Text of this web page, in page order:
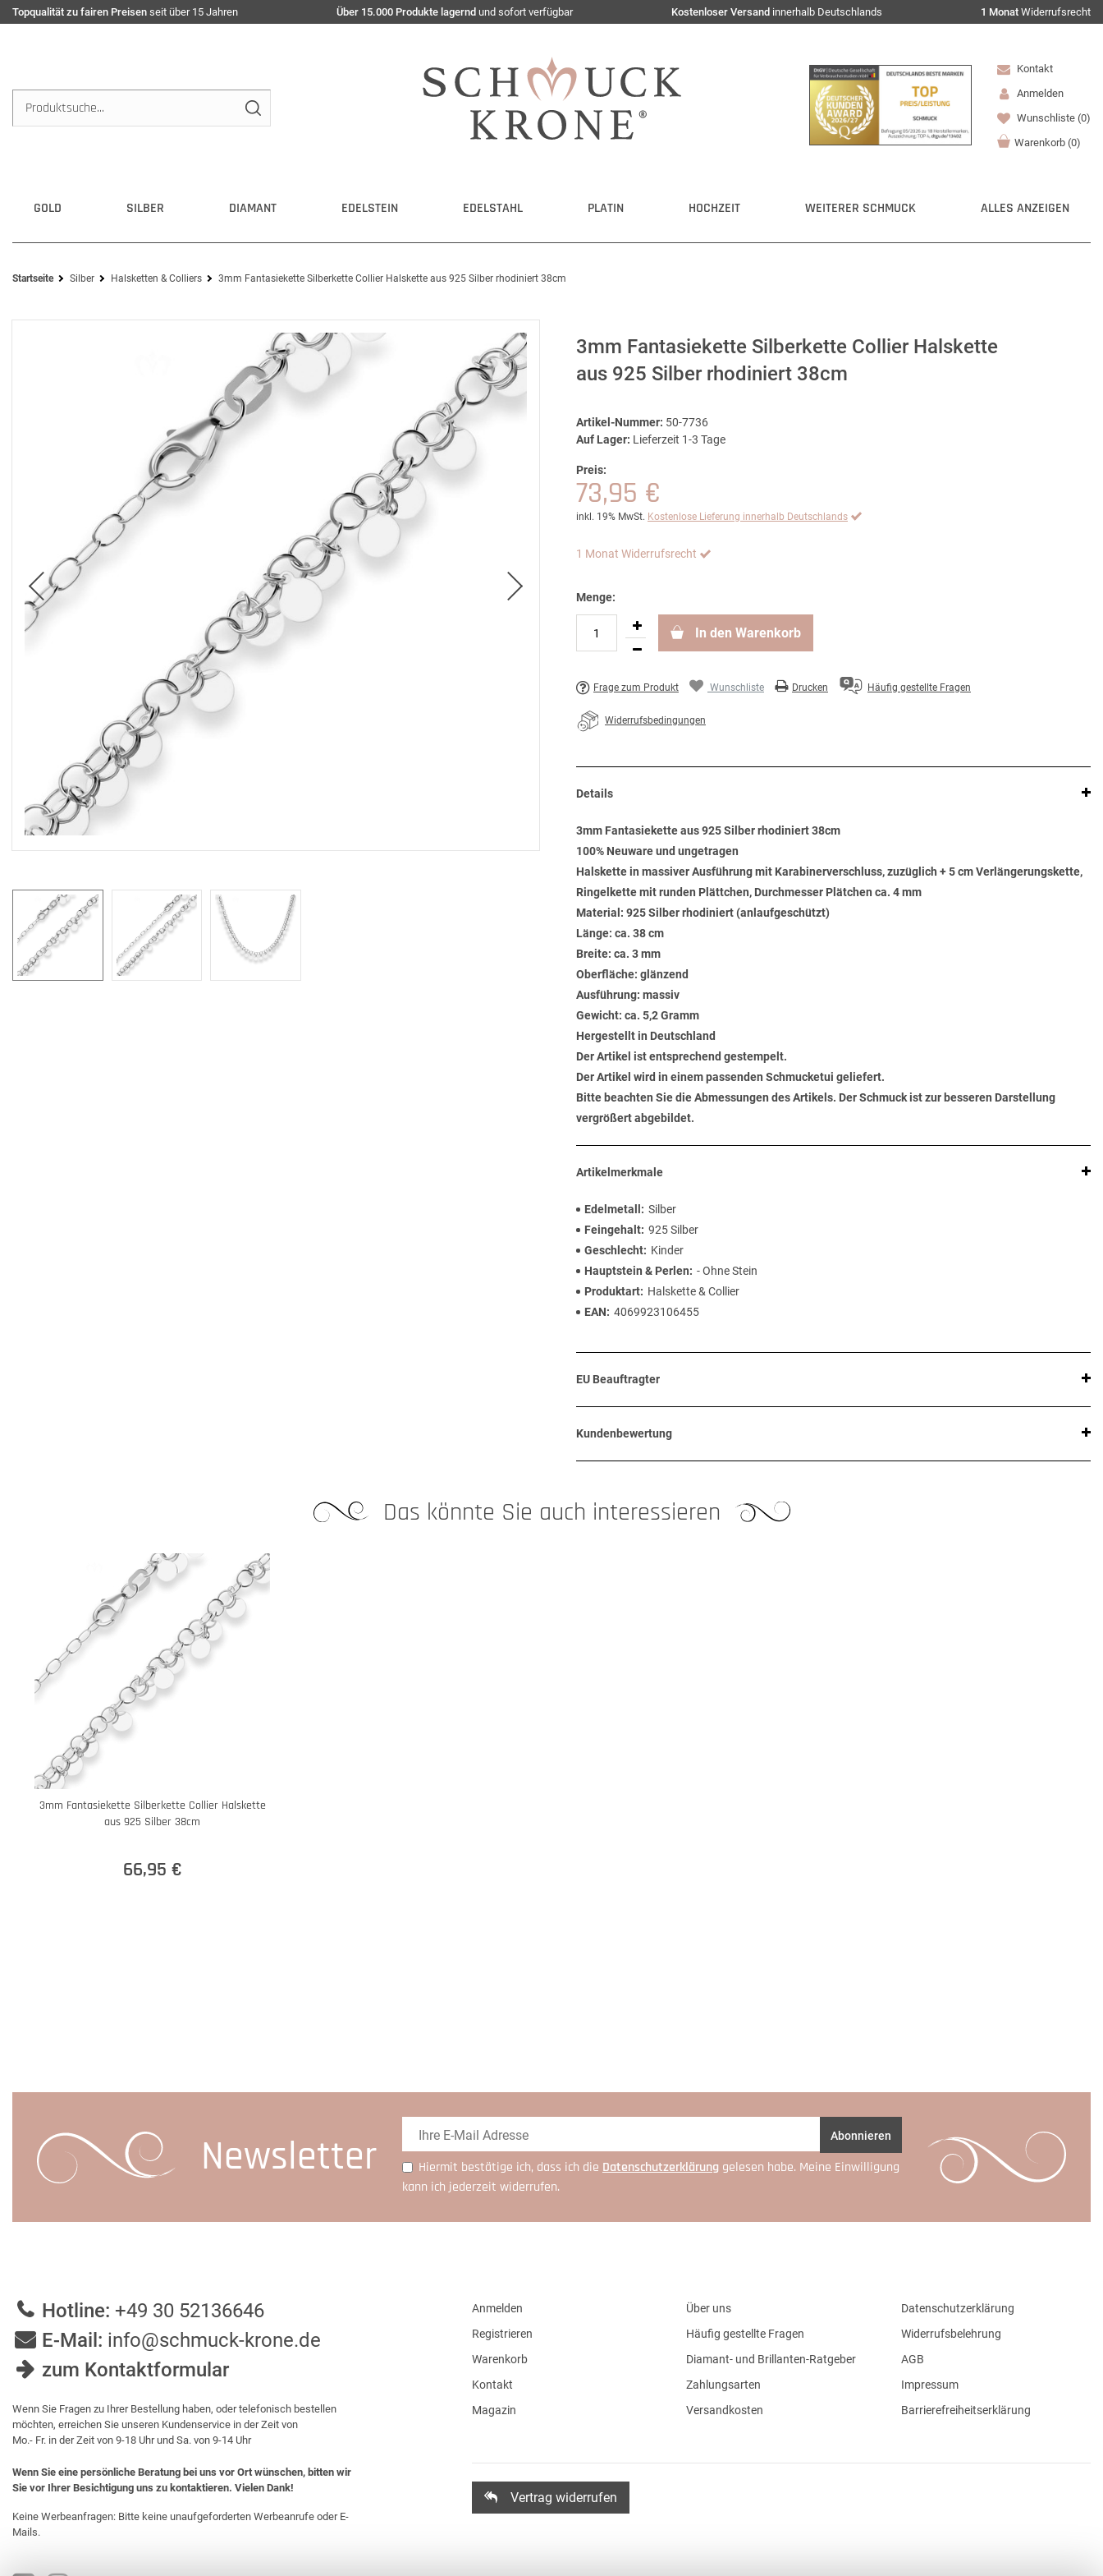
Topqualität zu fairen Preisen seit über 15 Jahren Über 15.000 Produkte lagernd und sofort verfügbar Kostenloser Versand innerhalb Deutschlands 1 Monat Widerrufsrecht
Kontakt
Anmelden
Wunschliste (0)
Warenkorb (0)
GOLD SILBER DIAMANT EDELSTEIN EDELSTAHL PLATIN HOCHZEIT WEITERER SCHMUCK ALLES ANZEIGEN
Startseite Silber Halsketten & Colliers 3mm Fantasiekette Silberkette Collier Halskette aus 925 Silber rhodiniert 38cm
3mm Fantasiekette Silberkette Collier Halskette
aus 925 Silber rhodiniert 38cm
Artikel-Nummer: 50-7736
Auf Lager: Lieferzeit 1-3 Tage
Preis:
73,95 €
inkl. 19% MwSt. Kostenlose Lieferung innerhalb Deutschlands
1 Monat Widerrufsrecht
Menge:
In den Warenkorb
Frage zum Produkt Wunschliste Drucken Häufig gestellte Fragen
Widerrufsbedingungen
Details
3mm Fantasiekette aus 925 Silber rhodiniert 38cm
100% Neuware und ungetragen
Halskette in massiver Ausführung mit Karabinerverschluss, zuzüglich + 5 cm Verlängerungskette,
Ringelkette mit runden Plättchen, Durchmesser Plätchen ca. 4 mm
Material: 925 Silber rhodiniert (anlaufgeschützt)
Länge: ca. 38 cm
Breite: ca. 3 mm
Oberfläche: glänzend
Ausführung: massiv
Gewicht: ca. 5,2 Gramm
Hergestellt in Deutschland
Der Artikel ist entsprechend gestempelt.
Der Artikel wird in einem passenden Schmucketui geliefert.
Bitte beachten Sie die Abmessungen des Artikels. Der Schmuck ist zur besseren Darstellung
vergrößert abgebildet.
Artikelmerkmale
Edelmetall
Silber
Feingehalt 925 Silber
Geschlecht
Kinder
Hauptstein & Perlen
- Ohne Stein
Produktart
Halskette & Collier
EAN
4069923106455
EU Beauftragter
Kundenbewertung
Das könnte Sie auch interessieren
3mm Fantasiekette Silberkette Collier Halskette
aus 925 Silber 38cm
66,95 €
Newsletter Abonnieren
Hiermit bestätige ich, dass ich die Daten­schutz­erklärung gelesen habe. Meine Einwilligung
kann ich jederzeit widerrufen.
Hotline: +49 30 52136646
E-Mail: info@schmuck-krone.de
zum Kontaktformular
Wenn Sie Fragen zu Ihrer Bestellung haben, oder telefonisch bestellen
möchten, erreichen Sie unseren Kundenservice in der Zeit von
Mo.- Fr. in der Zeit von 9-18 Uhr und Sa. von 9-14 Uhr
Wenn Sie eine persönliche Beratung bei uns vor Ort wünschen, bitten wir
Sie vor Ihrer Besichtigung uns zu kontaktieren. Vielen Dank!
Keine Werbeanfragen: Bitte keine unaufgeforderten Werbeanrufe oder E-
Mails.
Anmelden
Registrieren
Warenkorb
Kontakt
Magazin
Über uns
Häufig gestellte Fragen
Diamant- und Brillanten-Ratgeber
Zahlungsarten
Versandkosten
Datenschutzerklärung
Widerrufsbelehrung
AGB
Impressum
Barrierefreiheitserklärung
Vertrag widerrufen